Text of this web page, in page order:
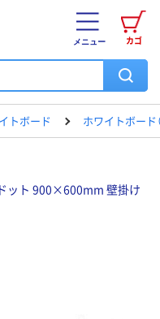
カゴ
メニュー
トボード ホワイトボード
ット 900×600mm 壁掛け